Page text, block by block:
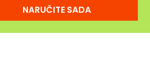
NARUČITE SADA